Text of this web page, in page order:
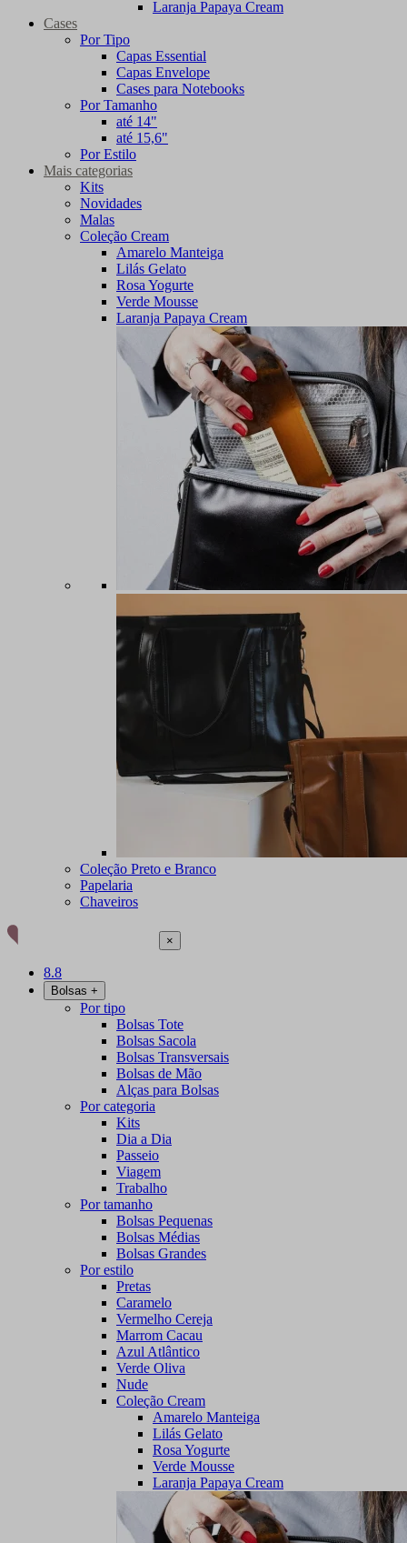
Laranja Papaya Cream
Cases
Por Tipo
Capas Essential
Capas Envelope
Cases para Notebooks
Por Tamanho
até 14"
até 15,6"
Por Estilo
Mais categorias
Kits
Novidades
Malas
Coleção Cream
Amarelo Manteiga
Lilás Gelato
Rosa Yogurte
Verde Mousse
Laranja Papaya Cream
Coleção Preto e Branco
Papelaria
Chaveiros
×
8.8
Bolsas +
Por tipo
Bolsas Tote
Bolsas Sacola
Bolsas Transversais
Bolsas de Mão
Alças para Bolsas
Por categoria
Kits
Dia a Dia
Passeio
Viagem
Trabalho
Por tamanho
Bolsas Pequenas
Bolsas Médias
Bolsas Grandes
Por estilo
Pretas
Caramelo
Vermelho Cereja
Marrom Cacau
Azul Atlântico
Verde Oliva
Nude
Coleção Cream
Amarelo Manteiga
Lilás Gelato
Rosa Yogurte
Verde Mousse
Laranja Papaya Cream